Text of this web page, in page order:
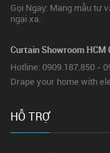
Gọi Ngay: Mang mẫu tư
ngại xa.
Curtain Showroom HCM
Hotline: 0909.187.850 -
Drape your home with
HỖ TRỢ